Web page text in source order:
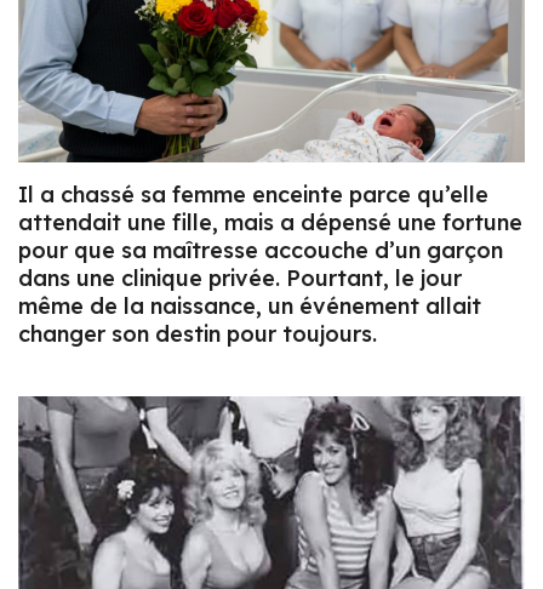
Il a chassé sa femme enceinte parce qu’elle
attendait une fille, mais a dépensé une fortune
pour que sa maîtresse accouche d’un garçon
dans une clinique privée. Pourtant, le jour
même de la naissance, un événement allait
changer son destin pour toujours.